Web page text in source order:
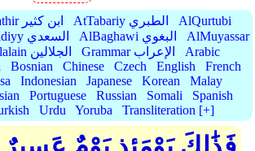
IbnKathir ابن كثير AtTabariy الطبري
AlQurtubi
AsSaadiyy السعدي AlBaghawi البغوي
AlMuyassar
AlJalalain الجلالين Grammar الإعراب
Arabic
Bosnian Chinese Czech English
French
Indonesian Japanese Korean
Malay
Portuguese Russian Somali
Spanish
Urdu Yoruba Transliteration [+]